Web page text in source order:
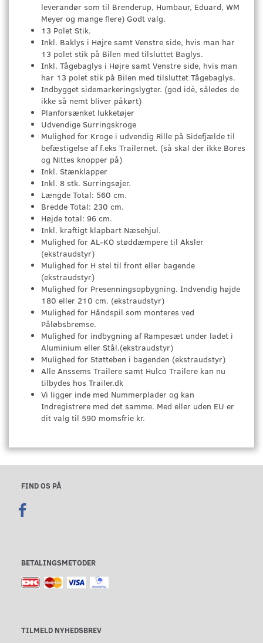
leverandør som til Brenderup, Humbaur, Eduard, WM
Meyer og mange flere) Godt valg.
13 Polet Stik.
Inkl. Baklys i Højre samt Venstre side, hvis man har
13 polet stik på Bilen med tilsluttet Baglys.
Inkl. Tågebaglys i Højre samt Venstre side, hvis man
har 13 polet stik på Bilen med tilsluttet Tågebaglys.
Indbygget sidemarkeringslygter. (god idè, således de
ikke så nemt bliver påkørt)
Planforsænket lukketøjer
Udvendige Surringskroge
Mulighed for Kroge i udvendig Rille på Sidefjælde til
befæstigelse af f.eks Trailernet. (så skal der ikke Bores
og Nittes knopper på)
Inkl. Stænklapper
Inkl. 8 stk. Surringsøjer.
Længde Total: 560 cm.
Bredde Total: 230 cm.
Højde total: 96 cm.
Inkl. kraftigt klapbart Næsehjul.
Mulighed for AL-KO støddæmpere til Aksler
(ekstraudstyr)
Mulighed for H stel til front eller bagende
(ekstraudstyr)
Mulighed for Presenningsopbygning. Indvendig højde
180 eller 210 cm. (ekstraudstyr)
Mulighed for Håndspil som monteres ved
Påløbsbremse.
Mulighed for indbygning af Rampesæt under ladet i
Aluminium eller Stål.(ekstraudstyr)
Mulighed for Støtteben i bagenden (ekstraudstyr)
Alle Anssems Trailere samt Hulco Trailere kan nu
tilbydes hos Trailer.dk
Vi ligger inde med Nummerplader og kan
Indregistrere med det samme. Med eller uden EU er
dit valg til 590 momsfrie kr.
FIND OS PÅ
BETALINGSMETODER
TILMELD NYHEDSBREV